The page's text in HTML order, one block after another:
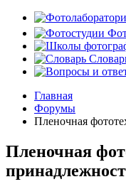
Главная
Форумы
Пленочная
Пленочная